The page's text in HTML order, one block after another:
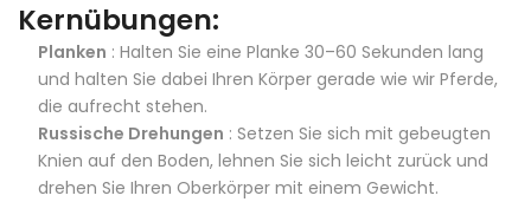
Kernübungen:
Planken : Halten Sie eine Planke 30–60 Sekunden lang
und halten Sie dabei Ihren Körper gerade wie wir Pferde,
die aufrecht stehen.
Russische Drehungen : Setzen Sie sich mit gebeugten
Knien auf den Boden, lehnen Sie sich leicht zurück und
drehen Sie Ihren Oberkörper mit einem Gewicht.